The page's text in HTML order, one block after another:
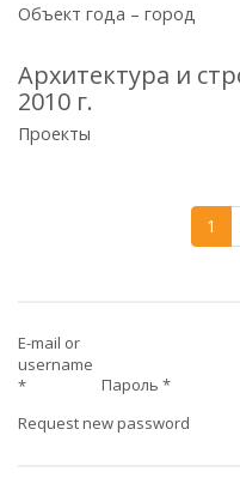
Объект года – город
Архитектура и
2010 г.
Проекты
1
E-mail or
username
*
Пароль *
Request new password